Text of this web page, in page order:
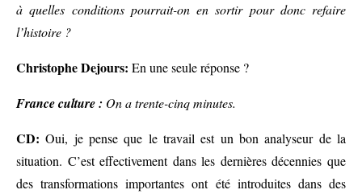
à quelles conditions pourrait-on en sortir pour donc refaire
l’histoire ?
Christophe Dejours: En une seule réponse ?
France culture : On a trente-cinq minutes.
CD: Oui, je pense que le travail est un bon analyseur de la
situation. C’est effectivement dans les dernières décennies que
des transformations importantes ont été introduites dans des